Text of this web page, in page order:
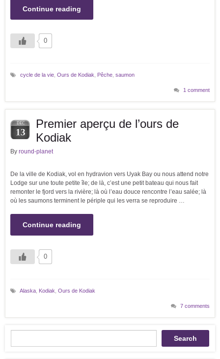
Continue reading
0
cycle de la vie Ours de Kodiak Pêche saumon
1 comment
DEC
13
Premier aperçu de l’ours de
Kodiak
By round-planet
De la ville de Kodiak, vol en hydravion vers Uyak Bay ou nous attend notre
Lodge sur une toute petite île; de là, c’est une petit bateau qui nous fait
remonter le fjord vers la rivière; là où l’eau douce rencontre l’eau salée; là
où les saumons terminent le périple qui les verra se reproduire …
Continue reading
0
Alaska Kodiak Ours de Kodiak
7 comments
Search